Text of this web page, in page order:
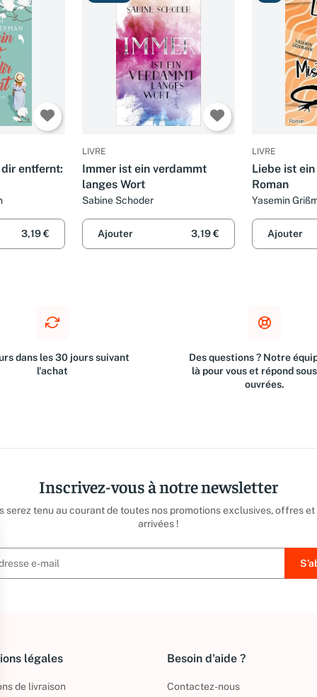
entfernt:
3,19 €
LIVRE
Immer ist ein verdammt
langes Wort
Sabine Schoder
Ajouter 3,19 €
LIVRE
Liebe ist
Roman
Yasemin
Ajouter
dans les 30 jours suivant
l'achat
Des questions ? Notre
là pour vous et répond
ouvrées.
Inscrivez-vous à notre newsletter
serez tenu au courant de toutes nos promotions exclusives, offres
arrivées !
légales
de livraison
Besoin d'aide ?
Contactez-nous